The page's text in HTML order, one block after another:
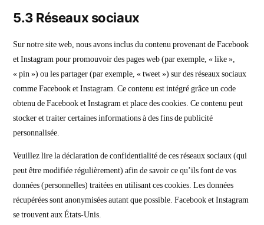
5.3 Réseaux sociaux
Sur notre site web, nous avons inclus du contenu provenant de Facebook
et Instagram pour promouvoir des pages web (par exemple, « like »,
« pin ») ou les partager (par exemple, « tweet ») sur des réseaux sociaux
comme Facebook et Instagram. Ce contenu est intégré grâce un code
obtenu de Facebook et Instagram et place des cookies. Ce contenu peut
stocker et traiter certaines informations à des fins de publicité
personnalisée.
Veuillez lire la déclaration de confidentialité de ces réseaux sociaux (qui
peut être modifiée régulièrement) afin de savoir ce qu’ils font de vos
données (personnelles) traitées en utilisant ces cookies. Les données
récupérées sont anonymisées autant que possible. Facebook et Instagram
se trouvent aux États-Unis.